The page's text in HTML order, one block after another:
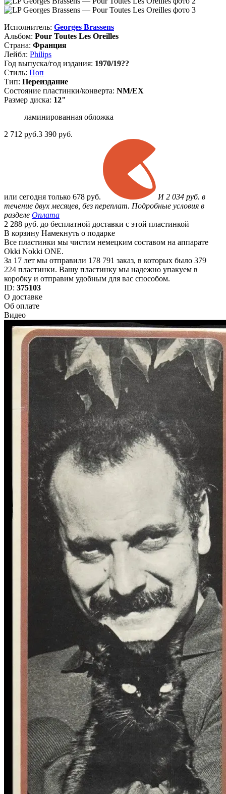
Исполнитель: Georges Brassens
Альбом: Pour Toutes Les Oreilles
Страна: Франция
Лейбл: Philips
Год выпуска/год издания: 1970/19??
Стиль: Поп
Тип: Переиздание
Состояние пластинки/конверта: NM/EX
Размер диска: 12"
ламинированная обложка
2 712 руб.3 390 руб.
или сегодня только 678 руб.
И 2 034 руб. в
течение двух месяцев, без переплат. Подробные условия в
разделе Оплата
2 288 руб. до бесплатной доставки с этой пластинкой
В корзину Намекнуть о подарке
Все пластинки мы чистим немецким составом на аппарате
Okki Nokki ONE.
За 17 лет мы отправили 178 791 заказ, в которых было 379
224 пластинки. Вашу пластинку мы надежно упакуем в
коробку и отправим удобным для вас способом.
ID: 375103
О доставке
Об оплате
Видео